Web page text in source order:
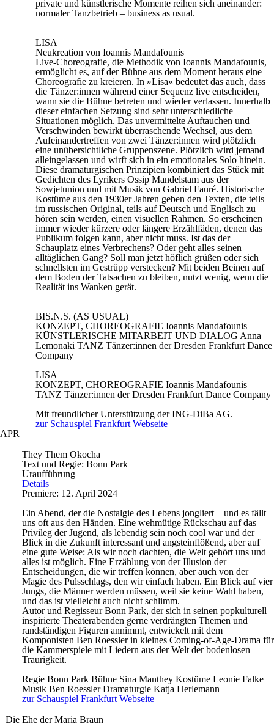
private und künstlerische Momente reihen sich aneinander:
normaler Tanzbetrieb – business as usual.
LISA
Neukreation von Ioannis Mandafounis
Live-Choreografie, die Methodik von Ioannis Mandafounis,
ermöglicht es, auf der Bühne aus dem Moment heraus eine
Choreografie zu kreieren. In »Lisa« bedeutet das auch, dass
die Tänzer:innen während einer Sequenz live entscheiden,
wann sie die Bühne betreten und wieder verlassen. Innerhalb
dieser einfachen Setzung sind sehr unterschiedliche
Situationen möglich. Das unvermittelte Auftauchen und
Verschwinden bewirkt überraschende Wechsel, aus dem
Aufeinandertreffen von zwei Tänzer:innen wird plötzlich
eine unübersichtliche Gruppenszene. Plötzlich wird jemand
alleingelassen und wirft sich in ein emotionales Solo hinein.
Diese dramaturgischen Prinzipien kombiniert das Stück mit
Gedichten des Lyrikers Ossip Mandelstam aus der
Sowjetunion und mit Musik von Gabriel Fauré. Historische
Kostüme aus den 1930er Jahren geben den Texten, die teils
im russischen Original, teils auf Deutsch und Englisch zu
hören sein werden, einen visuellen Rahmen. So erscheinen
immer wieder kürzere oder längere Erzählfäden, denen das
Publikum folgen kann, aber nicht muss. Ist das der
Schauplatz eines Verbrechens? Oder geht alles seinen
alltäglichen Gang? Soll man jetzt höflich grüßen oder sich
schnellsten im Gestrüpp verstecken? Mit beiden Beinen auf
dem Boden der Tatsachen zu bleiben, nutzt wenig, wenn die
Realität ins Wanken gerät.
BIS.N.S. (AS USUAL)
KONZEPT, CHOREOGRAFIE Ioannis Mandafounis
KÜNSTLERISCHE MITARBEIT UND DIALOG Anna
LemonakiTANZ Tänzer:innen der Dresden Frankfurt Dance
Company
LISA
KONZEPT, CHOREOGRAFIE Ioannis Mandafounis
TANZTänzer:innen der Dresden Frankfurt Dance Company
Mit freundlicher Unterstützung der ING-DiBa AG.
zur Schauspiel Frankfurt Webseite
APR
They Them Okocha
Text und Regie: Bonn Park
Uraufführung
Details
Premiere: 12. April 2024
Ein Abend, der die Nostalgie des Lebens jongliert – und es fällt
uns oft aus den Händen. Eine wehmütige Rückschau auf das
Privileg der Jugend, als lebendig sein noch cool war und der
Blick in die Zukunft interessant und angsteinflößend, aber auf
eine gute Weise: Als wir noch dachten, die Welt gehört uns und
alles ist möglich. Eine Erzählung von der Illusion der
Entscheidungen, die wir treffen können, aber auch von der
Magie des Pulsschlags, den wir einfach haben. Ein Blick auf vier
Jungs, die Männer werden müssen, weil sie keine Wahl haben,
und das ist vielleicht auch nicht schlimm.
Autor und Regisseur Bonn Park, der sich in seinen popkulturell
inspirierte Theaterabenden gerne verdrängten Themen und
randständigen Figuren annimmt, entwickelt mit dem
Komponisten Ben Roessler in kleines Coming-of-Age-Drama für
die Kammerspiele mit Liedern aus der Welt der bodenlosen
Traurigkeit.
RegieBonn Park Bühne Sina Manthey KostümeLeonie Falke
Musik Ben RoesslerDramaturgieKatja Herlemann
zur Schauspiel Frankfurt Webseite
Die Ehe der Maria Braun